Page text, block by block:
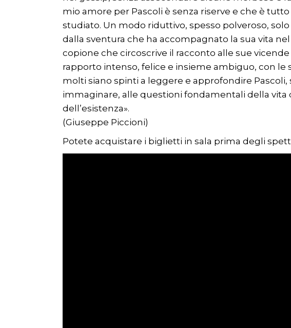
mio amore per Pascoli è senza riserve e che è
studiato. Un modo riduttivo, spesso polveroso,
dalla sventura che ha accompagnato la sua vita
copione che circoscrive il racconto alle sue
rapporto intenso, felice e insieme ambiguo, con le
molti siano spinti a leggere e approfondire
immaginare, alle questioni fondamentali della vita
dell’esistenza».
(Giuseppe Piccioni)
Potete acquistare i biglietti in sala prima degli